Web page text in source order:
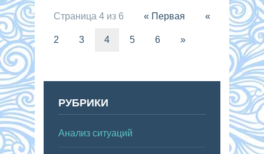
Страница 4 из 6 « Первая «
2 3 4 5 6 »
РУБРИКИ
Анализ ситуаций